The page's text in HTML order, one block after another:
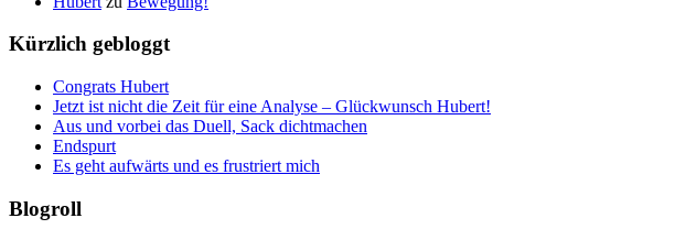
Kürzlich gebloggt
Congrats Hubert
Jetzt ist nicht die Zeit für eine Analyse – Glückwunsch Hubert!
Aus und vorbei das Duell, Sack dichtmachen
Endspurt
Es geht aufwärts und es frustriert mich
Blogroll